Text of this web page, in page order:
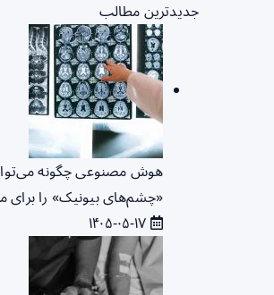
جدیدترین مطالب
هوش مصنوعی چگونه
«چشم‌های بیونیک» را برای